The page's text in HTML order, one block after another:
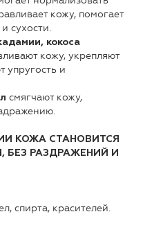
кожу, помогает
сухости.
кокоса
кожу, укрепляют
и
смягчают кожу,
КОЖА СТАНОВИТСЯ
БЕЗ РАЗДРАЖЕНИЙ И
спирта, красителей.